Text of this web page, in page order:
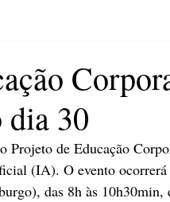
dia 30
de Educação
(IA). O evento ocorrerá
das 8h às